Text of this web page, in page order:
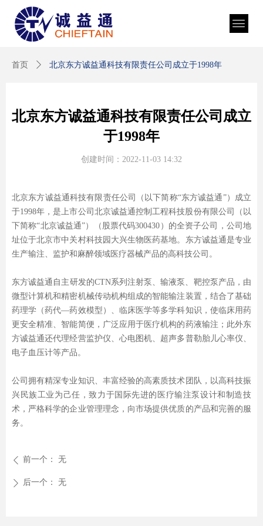
北京东方诚益通科技有限责任公司成立
于1998年
创建时间： 2022-11-03 14:32
北京东方诚益通科技有限责任公司（以下简称“东方诚益通”）成立
于1998年，是上市公司北京诚益通控制工程科技股份有限公司（以
下简称“北京诚益通”）（股票代码300430）的全资子公司，公司地
址位于北京市中关村科技园大兴生物医药基地。东方诚益通是专业
生产输注、监护和麻醉领域医疗器械产品的高科技公司。
东方诚益通自主研发的CTN系列注射泵、输液泵、靶控泵产品，由
微型计算机和精密机械传动机构组成的智能输注装置，结合了基础
药理学（药代—药效模型）、临床医学等多学科知识，使临床用药
更安全精准、智能简便，广泛应用于医疗机构的药液输注；此外东
方诚益通还代理经营监护仪、心电图机、超声多普勒胎儿心率仪、
电子血压计等产品。
公司拥有精深专业知识、丰富经验的高素质技术团队，以高科技振
兴民族工业为己任，致力于国际先进的医疗输注泵设计和制造技
术，严格科学的企业管理理念，向市场提供优质的产品和完善的服
务。
ꄴ 前一个： 无
ꄲ 后一个： 无
首页 ꄲ 北京东方诚益通科技有限责任公司成立于1998年